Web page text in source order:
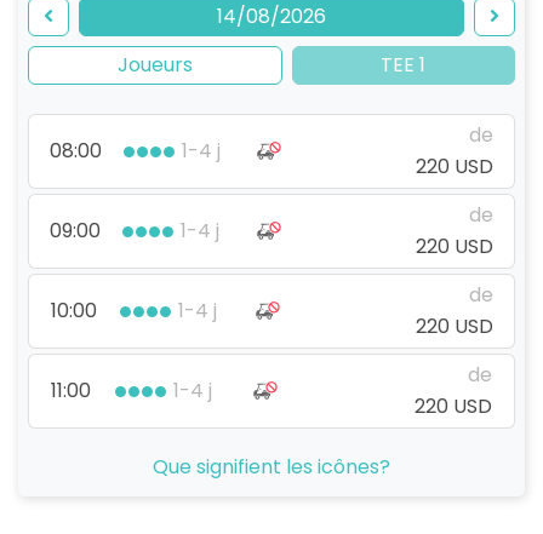
14/08/2026
Joueurs
TEE 1
08:00 1-4 j
de
220 USD
09:00 1-4 j
de
220 USD
10:00 1-4 j
de
220 USD
11:00 1-4 j
de
220 USD
1-4 j
Que signifient les icônes?